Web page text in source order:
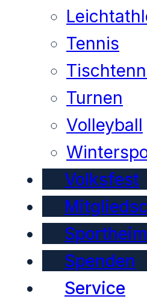
Tennis
Turnen
Volleyball
Volksfest
Sportheim
Spenden
Service